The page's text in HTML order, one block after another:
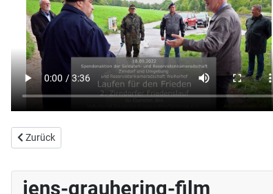
Vorheriger Beitrag: Neujahrsempfang 2023 der Stadt Zirndorf
Zurück
jens-grauhering-film